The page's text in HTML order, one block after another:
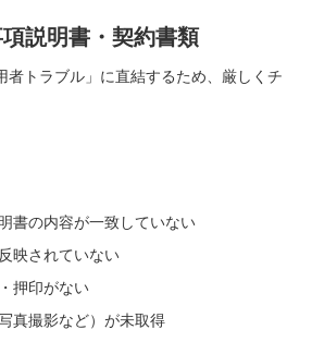
説明書・契約書類
者トラブル」に直結するため、厳しくチ
書の内容が一致していない
映されていない
押印がない
真撮影など）が未取得